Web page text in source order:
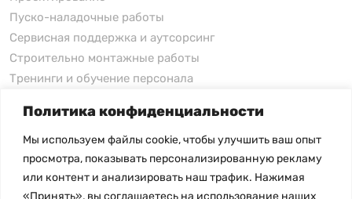
Политика конфиденциальности
Мы используем файлы cookie, чтобы улучшить ваш опыт
просмотра, показывать персонализированную рекламу
или контент и анализировать наш трафик. Нажимая
Пуско-наладочные работы
Сервисная поддержка и аутсорсинг
Строительно монтажные работы
Тренинги и обучение персонала
xFusion
xFusion
xFusion AI Solution